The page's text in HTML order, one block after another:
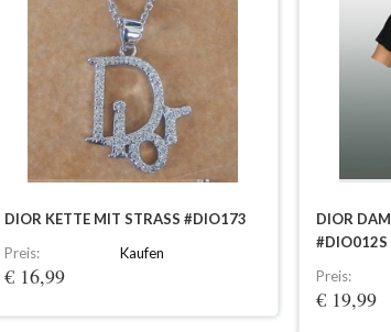
DIOR KETTE MIT STRASS #DIO173
Preis:
€ 16,99
Kaufen
DIOR
#DIO012S
Preis:
€ 19,99